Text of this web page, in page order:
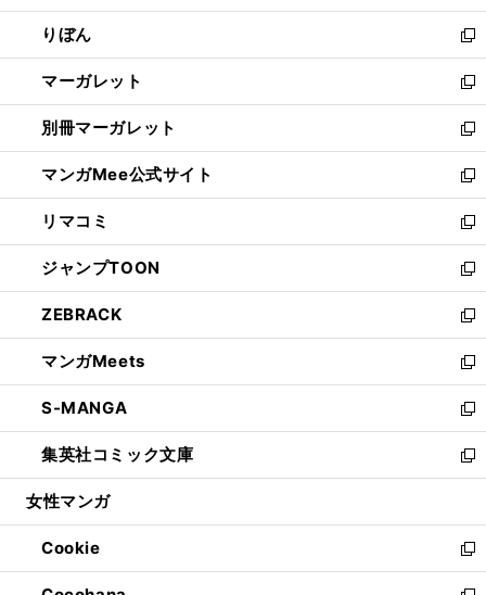
開
く
ウ
で
開
く
ン
ド
ウ
で
開
く
ウ
ィ
ン
ド
ウ
で
開
く
りぼん
新
し
い
ウ
ィ
ン
ド
ウ
で
開
く
マーガレット
新
し
い
ウ
ィ
ン
ド
ウ
で
開
く
別冊マーガレット
新
し
い
ウ
ィ
ン
ド
ウ
で
開
く
マンガMee公式サイト
新
し
い
ウ
ィ
ン
ド
ウ
で
開
く
リマコミ
新
し
い
ウ
ィ
ン
ド
ウ
で
開
く
ジャンプTOON
新
し
い
ウ
ィ
ン
ド
ウ
で
開
ZEBRACK
新
し
い
ウ
ィ
ン
ド
ウ
開
く
マンガMeets
新
し
い
ウ
ィ
ン
ウ
で
開
S-MANGA
新
し
い
ウ
ン
ド
ウ
集英社コミック文庫
新
し
ウ
ィ
ン
女性マンガ
Cookie
新
し